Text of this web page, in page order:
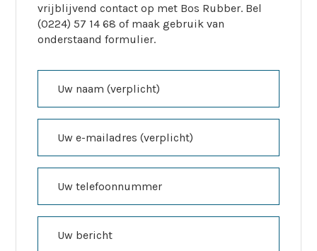
vrijblijvend contact op met Bos Rubber. Bel
(0224) 57 14 68 of maak gebruik van
onderstaand formulier.